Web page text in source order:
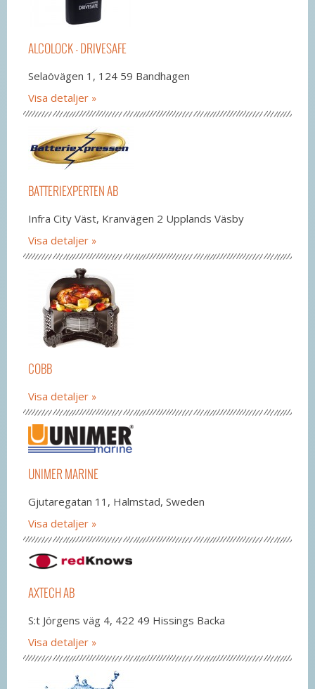
ALCOLOCK - DRIVESAFE
Selaövägen 1, 124 59 Bandhagen
Visa detaljer
BATTERIEXPERTEN AB
Infra City Väst, Kranvägen 2 Upplands Väsby
Visa detaljer
COBB
Visa detaljer
UNIMER MARINE
Gjutaregatan 11, Halmstad, Sweden
Visa detaljer
AXTECH AB
S:t Jörgens väg 4, 422 49 Hissings Backa
Visa detaljer